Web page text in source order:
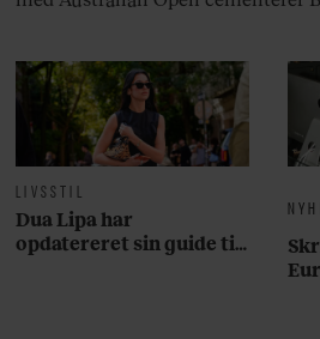
LIVSSTIL
Dua Lipa har
opdatereret sin guide til